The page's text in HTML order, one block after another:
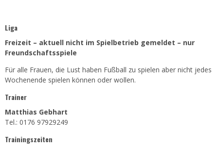
Liga
Freizeit – aktuell nicht im Spielbetrieb gemeldet – nur
Freundschaftsspiele
Für alle Frauen, die Lust haben Fußball zu spielen aber nicht jedes
Wochenende spielen können oder wollen.
Trainer
Matthias Gebhart
Tel.: 0176 97929249
Trainingszeiten